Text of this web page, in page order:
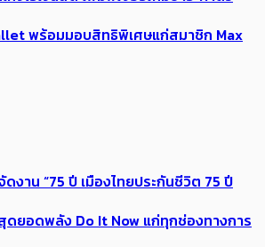
พร้อมมอบสิทธิพิเศษแก่สมาชิก Max
งาน “75 ปี เมืองไทยประกันชีวิต 75 ปี
ยอดพลัง Do It Now แก่ทุกช่องทางการ